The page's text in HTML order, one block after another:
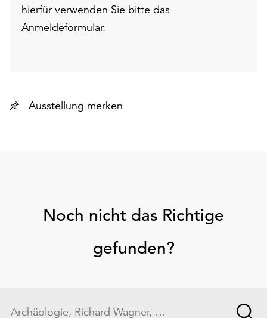
hierfür verwenden Sie bitte das
Anmeldeformular.
Ausstellung merken
Noch nicht das Richtige
gefunden?